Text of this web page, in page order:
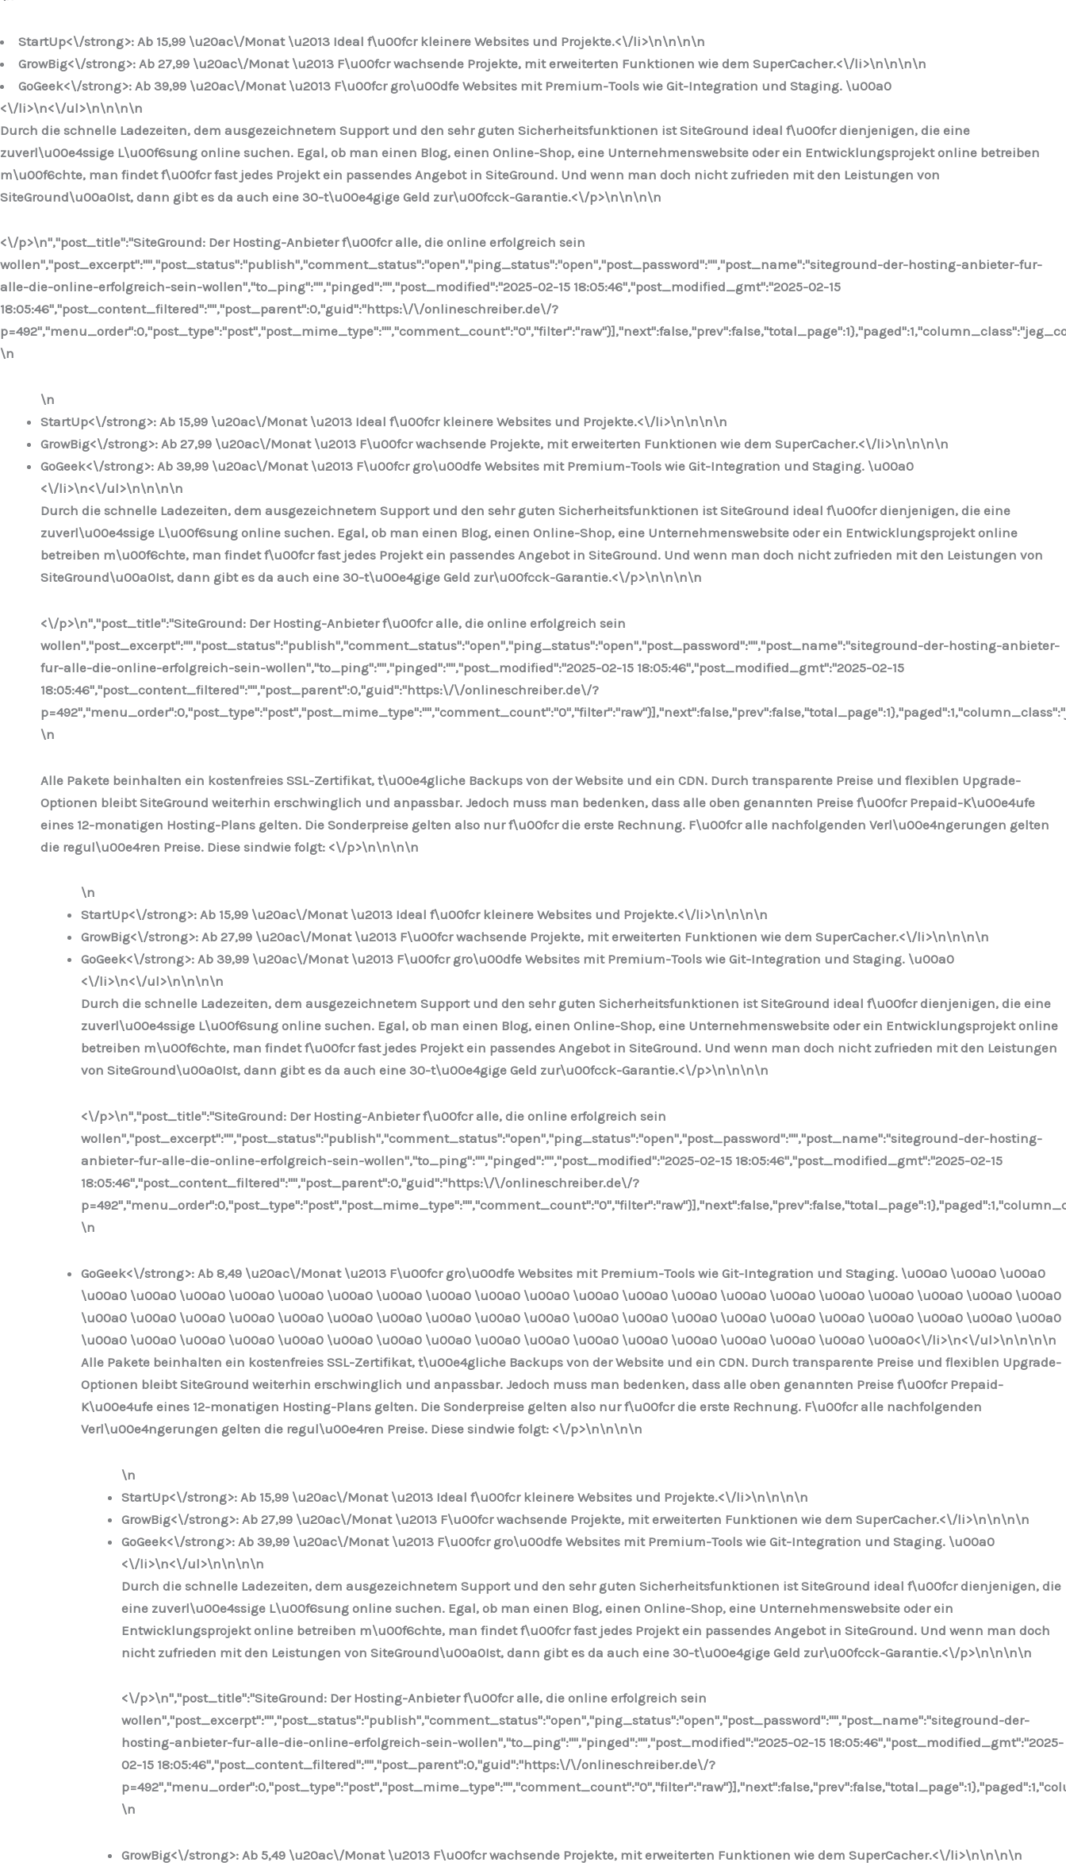
StartUp<\/strong>: Ab 15,99 \u20ac\/Monat \u2013 Ideal f\u00fcr kleinere Websites und Projekte.<\/li>\n\n\n\n
GrowBig<\/strong>: Ab 27,99 \u20ac\/Monat \u2013 F\u00fcr wachsende Projekte, mit erweiterten Funktionen wie dem SuperCacher.<\/li>\n\n\n\n
GoGeek<\/strong>: Ab 39,99 \u20ac\/Monat \u2013 F\u00fcr gro\u00dfe Websites mit Premium-Tools wie Git-Integration und Staging. \u00a0
<\/li>\n<\/ul>\n\n\n\n
Durch die schnelle Ladezeiten, dem ausgezeichnetem Support und den sehr guten Sicherheitsfunktionen ist SiteGround ideal f\u00fcr dienjenigen, die eine
zuverl\u00e4ssige L\u00f6sung online suchen. Egal, ob man einen Blog, einen Online-Shop, eine Unternehmenswebsite oder ein Entwicklungsprojekt online betreiben
m\u00f6chte, man findet f\u00fcr fast jedes Projekt ein passendes Angebot in SiteGround. Und wenn man doch nicht zufrieden mit den Leistungen von
SiteGround\u00a0Ist, dann gibt es da auch eine 30-t\u00e4gige Geld zur\u00fcck-Garantie.<\/p>\n\n\n\n
<\/p>\n","post_title":"SiteGround: Der Hosting-Anbieter f\u00fcr alle, die online erfolgreich sein
wollen","post_excerpt":"","post_status":"publish","comment_status":"open","ping_status":"open","post_password":"","post_name":"siteground-der-hosting-anbieter-fur-
alle-die-online-erfolgreich-sein-wollen","to_ping":"","pinged":"","post_modified":"2025-02-15 18:05:46","post_modified_gmt":"2025-02-15
18:05:46","post_content_filtered":"","post_parent":0,"guid":"https:\/\/onlineschreiber.de\/?
\n
\n
StartUp<\/strong>: Ab 15,99 \u20ac\/Monat \u2013 Ideal f\u00fcr kleinere Websites und Projekte.<\/li>\n\n\n\n
GrowBig<\/strong>: Ab 27,99 \u20ac\/Monat \u2013 F\u00fcr wachsende Projekte, mit erweiterten Funktionen wie dem SuperCacher.<\/li>\n\n\n\n
GoGeek<\/strong>: Ab 39,99 \u20ac\/Monat \u2013 F\u00fcr gro\u00dfe Websites mit Premium-Tools wie Git-Integration und Staging. \u00a0
<\/li>\n<\/ul>\n\n\n\n
Durch die schnelle Ladezeiten, dem ausgezeichnetem Support und den sehr guten Sicherheitsfunktionen ist SiteGround ideal f\u00fcr dienjenigen, die eine
zuverl\u00e4ssige L\u00f6sung online suchen. Egal, ob man einen Blog, einen Online-Shop, eine Unternehmenswebsite oder ein Entwicklungsprojekt online
betreiben m\u00f6chte, man findet f\u00fcr fast jedes Projekt ein passendes Angebot in SiteGround. Und wenn man doch nicht zufrieden mit den Leistungen von
SiteGround\u00a0Ist, dann gibt es da auch eine 30-t\u00e4gige Geld zur\u00fcck-Garantie.<\/p>\n\n\n\n
<\/p>\n","post_title":"SiteGround: Der Hosting-Anbieter f\u00fcr alle, die online erfolgreich sein
wollen","post_excerpt":"","post_status":"publish","comment_status":"open","ping_status":"open","post_password":"","post_name":"siteground-der-hosting-anbieter-
fur-alle-die-online-erfolgreich-sein-wollen","to_ping":"","pinged":"","post_modified":"2025-02-15 18:05:46","post_modified_gmt":"2025-02-15
18:05:46","post_content_filtered":"","post_parent":0,"guid":"https:\/\/onlineschreiber.de\/?
\n
Alle Pakete beinhalten ein kostenfreies SSL-Zertifikat, t\u00e4gliche Backups von der Website und ein CDN. Durch transparente Preise und flexiblen Upgrade-
Optionen bleibt SiteGround weiterhin erschwinglich und anpassbar. Jedoch muss man bedenken, dass alle oben genannten Preise f\u00fcr Prepaid-K\u00e4ufe
eines 12-monatigen Hosting-Plans gelten. Die Sonderpreise gelten also nur f\u00fcr die erste Rechnung. F\u00fcr alle nachfolgenden Verl\u00e4ngerungen gelten
die regul\u00e4ren Preise. Diese sindwie folgt: <\/p>\n\n\n\n
\n
StartUp<\/strong>: Ab 15,99 \u20ac\/Monat \u2013 Ideal f\u00fcr kleinere Websites und Projekte.<\/li>\n\n\n\n
GrowBig<\/strong>: Ab 27,99 \u20ac\/Monat \u2013 F\u00fcr wachsende Projekte, mit erweiterten Funktionen wie dem SuperCacher.<\/li>\n\n\n\n
GoGeek<\/strong>: Ab 39,99 \u20ac\/Monat \u2013 F\u00fcr gro\u00dfe Websites mit Premium-Tools wie Git-Integration und Staging. \u00a0
<\/li>\n<\/ul>\n\n\n\n
Durch die schnelle Ladezeiten, dem ausgezeichnetem Support und den sehr guten Sicherheitsfunktionen ist SiteGround ideal f\u00fcr dienjenigen, die eine
zuverl\u00e4ssige L\u00f6sung online suchen. Egal, ob man einen Blog, einen Online-Shop, eine Unternehmenswebsite oder ein Entwicklungsprojekt online
betreiben m\u00f6chte, man findet f\u00fcr fast jedes Projekt ein passendes Angebot in SiteGround. Und wenn man doch nicht zufrieden mit den Leistungen
von SiteGround\u00a0Ist, dann gibt es da auch eine 30-t\u00e4gige Geld zur\u00fcck-Garantie.<\/p>\n\n\n\n
<\/p>\n","post_title":"SiteGround: Der Hosting-Anbieter f\u00fcr alle, die online erfolgreich sein
wollen","post_excerpt":"","post_status":"publish","comment_status":"open","ping_status":"open","post_password":"","post_name":"siteground-der-hosting-
anbieter-fur-alle-die-online-erfolgreich-sein-wollen","to_ping":"","pinged":"","post_modified":"2025-02-15 18:05:46","post_modified_gmt":"2025-02-15
18:05:46","post_content_filtered":"","post_parent":0,"guid":"https:\/\/onlineschreiber.de\/?
\n
GoGeek<\/strong>: Ab 8,49 \u20ac\/Monat \u2013 F\u00fcr gro\u00dfe Websites mit Premium-Tools wie Git-Integration und Staging. \u00a0 \u00a0 \u00a0
\u00a0 \u00a0 \u00a0 \u00a0 \u00a0 \u00a0 \u00a0 \u00a0 \u00a0 \u00a0 \u00a0 \u00a0 \u00a0 \u00a0 \u00a0 \u00a0 \u00a0 \u00a0 \u00a0 \u00a0
\u00a0 \u00a0 \u00a0 \u00a0 \u00a0 \u00a0 \u00a0 \u00a0 \u00a0 \u00a0 \u00a0 \u00a0 \u00a0 \u00a0 \u00a0 \u00a0 \u00a0 \u00a0 \u00a0 \u00a0
\u00a0 \u00a0 \u00a0 \u00a0 \u00a0 \u00a0 \u00a0 \u00a0 \u00a0 \u00a0 \u00a0 \u00a0 \u00a0 \u00a0 \u00a0 \u00a0 \u00a0<\/li>\n<\/ul>\n\n\n\n
Alle Pakete beinhalten ein kostenfreies SSL-Zertifikat, t\u00e4gliche Backups von der Website und ein CDN. Durch transparente Preise und flexiblen Upgrade-
Optionen bleibt SiteGround weiterhin erschwinglich und anpassbar. Jedoch muss man bedenken, dass alle oben genannten Preise f\u00fcr Prepaid-
K\u00e4ufe eines 12-monatigen Hosting-Plans gelten. Die Sonderpreise gelten also nur f\u00fcr die erste Rechnung. F\u00fcr alle nachfolgenden
Verl\u00e4ngerungen gelten die regul\u00e4ren Preise. Diese sindwie folgt: <\/p>\n\n\n\n
\n
StartUp<\/strong>: Ab 15,99 \u20ac\/Monat \u2013 Ideal f\u00fcr kleinere Websites und Projekte.<\/li>\n\n\n\n
GrowBig<\/strong>: Ab 27,99 \u20ac\/Monat \u2013 F\u00fcr wachsende Projekte, mit erweiterten Funktionen wie dem SuperCacher.<\/li>\n\n\n\n
GoGeek<\/strong>: Ab 39,99 \u20ac\/Monat \u2013 F\u00fcr gro\u00dfe Websites mit Premium-Tools wie Git-Integration und Staging. \u00a0
<\/li>\n<\/ul>\n\n\n\n
Durch die schnelle Ladezeiten, dem ausgezeichnetem Support und den sehr guten Sicherheitsfunktionen ist SiteGround ideal f\u00fcr dienjenigen, die
eine zuverl\u00e4ssige L\u00f6sung online suchen. Egal, ob man einen Blog, einen Online-Shop, eine Unternehmenswebsite oder ein
Entwicklungsprojekt online betreiben m\u00f6chte, man findet f\u00fcr fast jedes Projekt ein passendes Angebot in SiteGround. Und wenn man doch
nicht zufrieden mit den Leistungen von SiteGround\u00a0Ist, dann gibt es da auch eine 30-t\u00e4gige Geld zur\u00fcck-Garantie.<\/p>\n\n\n\n
<\/p>\n","post_title":"SiteGround: Der Hosting-Anbieter f\u00fcr alle, die online erfolgreich sein
wollen","post_excerpt":"","post_status":"publish","comment_status":"open","ping_status":"open","post_password":"","post_name":"siteground-der-
hosting-anbieter-fur-alle-die-online-erfolgreich-sein-wollen","to_ping":"","pinged":"","post_modified":"2025-02-15 18:05:46","post_modified_gmt":"2025-
02-15 18:05:46","post_content_filtered":"","post_parent":0,"guid":"https:\/\/onlineschreiber.de\/?
\n
GrowBig<\/strong>: Ab 5,49 \u20ac\/Monat \u2013 F\u00fcr wachsende Projekte, mit erweiterten Funktionen wie dem SuperCacher.<\/li>\n\n\n\n